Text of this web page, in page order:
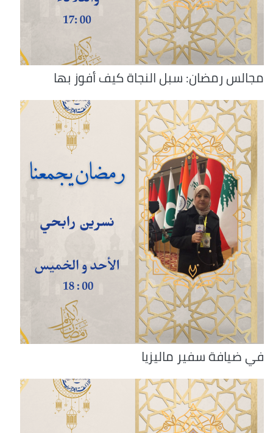
مجالس رمضان: سبل النجاة كيف أفوز بها
في ضيافة سفير ماليزيا